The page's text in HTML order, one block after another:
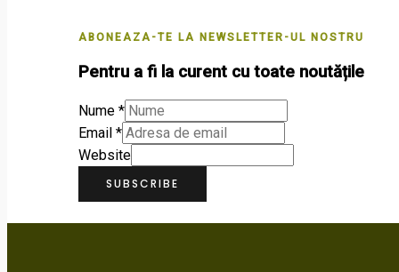
ABONEAZA-TE LA NEWSLETTER-UL NOSTRU
Pentru a fi la curent cu toate noutățile
Nume *
Email *
Website
SUBSCRIBE